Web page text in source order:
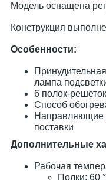
Модель оснащена
Конструкция
Особенности:
лампа
6 полок-решеток
Способ
Направляющие
поставки
Дополнительные
Рабочая
Полки: 60